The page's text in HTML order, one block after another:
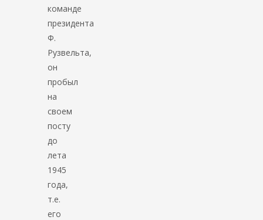
команде
президента
Ф.
Рузвельта,
он
пробыл
на
своем
посту
до
лета
1945
года,
т.е.
его